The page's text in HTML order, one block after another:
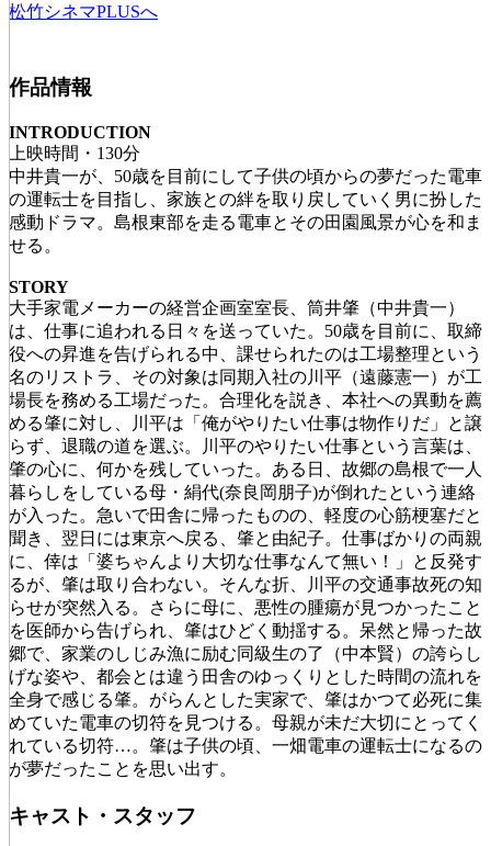
松竹シネマPLUSへ
作品情報
INTRODUCTION
上映時間・130分
中井貴一が、50歳を目前にして子供の頃からの夢だった電車
の運転士を目指し、家族との絆を取り戻していく男に扮した
感動ドラマ。島根東部を走る電車とその田園風景が心を和ま
せる。
STORY
大手家電メーカーの経営企画室室長、筒井肇（中井貴一）
は、仕事に追われる日々を送っていた。50歳を目前に、取締
役への昇進を告げられる中、課せられたのは工場整理という
名のリストラ、その対象は同期入社の川平（遠藤憲一）が工
場長を務める工場だった。合理化を説き、本社への異動を薦
める肇に対し、川平は「俺がやりたい仕事は物作りだ」と譲
らず、退職の道を選ぶ。川平のやりたい仕事という言葉は、
肇の心に、何かを残していった。ある日、故郷の島根で一人
暮らしをしている母・絹代(奈良岡朋子)が倒れたという連絡
が入った。急いで田舎に帰ったものの、軽度の心筋梗塞だと
聞き、翌日には東京へ戻る、肇と由紀子。仕事ばかりの両親
に、倖は「婆ちゃんより大切な仕事なんて無い！」と反発す
るが、肇は取り合わない。そんな折、川平の交通事故死の知
らせが突然入る。さらに母に、悪性の腫瘍が見つかったこと
を医師から告げられ、肇はひどく動揺する。呆然と帰った故
郷で、家業のしじみ漁に励む同級生の了（中本賢）の誇らし
げな姿や、都会とは違う田舎のゆっくりとした時間の流れを
全身で感じる肇。がらんとした実家で、肇はかつて必死に集
めていた電車の切符を見つける。母親が未だ大切にとってく
れている切符…。肇は子供の頃、一畑電車の運転士になるの
が夢だったことを思い出す。
キャスト・スタッフ